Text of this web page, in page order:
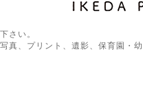
さい。
真、プリント、遺影、保育園・